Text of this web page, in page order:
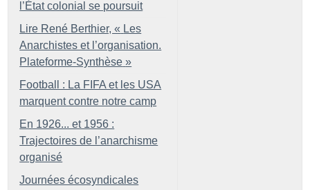
l’État colonial se poursuit
Lire René Berthier, « Les
Anarchistes et l’organisation.
Plateforme-Synthèse »
Football : La FIFA et les USA
marquent contre notre camp
En 1926... et 1956 :
Trajectoires de l’anarchisme
organisé
Journées écosyndicales